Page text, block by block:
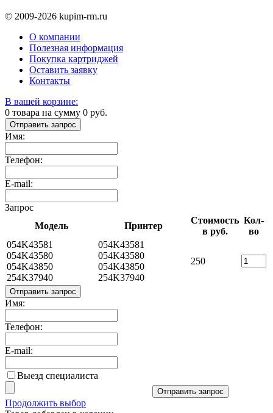
© 2009-2026 kupim-rm.ru
О компании
Полезная информация
Покупка картриджей
Оставить заявку
Контакты
В вашей корзине:
0 товара на сумму 0 руб.
Отправить запрос
Имя:
Телефон:
E-mail:
Запрос
Модель
Принтер
Стоимость
в руб.
Кол-
во
054K43581
054K43580
054K43850
254K37940
054K43581
054K43580
054K43850
254K37940
250
Отправить запрос
Имя:
Телефон:
E-mail:
Выезд специалиста
Отправить запрос
Продолжить выбор